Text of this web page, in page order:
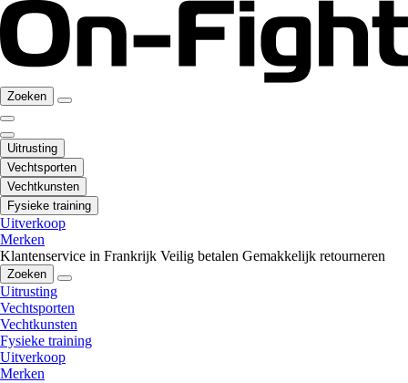
Zoeken
Uitrusting
Vechtsporten
Vechtkunsten
Fysieke training
Uitverkoop
Merken
Klantenservice in Frankrijk Veilig betalen Gemakkelijk retourneren
Zoeken
Uitrusting
Vechtsporten
Vechtkunsten
Fysieke training
Uitverkoop
Merken